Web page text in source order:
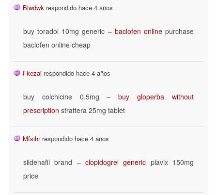
Blwdwk respondido hace 4 años
buy toradol 10mg generic – baclofen onlinepurchase
baclofen online cheap
Fkezai respondido hace 4 años
buy colchicine 0.5mg –buy gloperba without
prescription strattera 25mg tablet
Mfsihrrespondido hace 4 años
sildenafil brand – clopidogrel generic plavix 150mg
price